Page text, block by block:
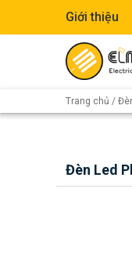
Giới thiệu
Trang chủ /
Đèn Led